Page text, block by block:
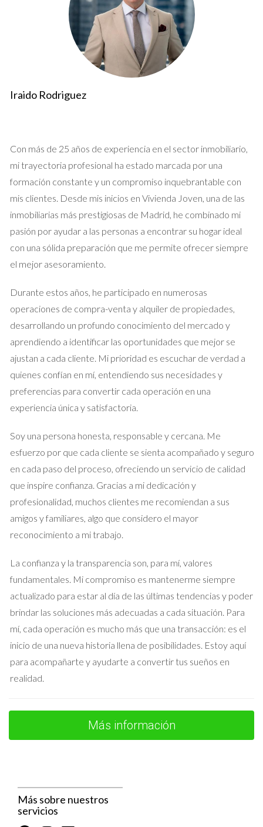
personalizadas. Esto no solo alivia la carga emocional, sino que
también te permite tomar decisiones informadas. Recuerda
“La empatía es el corazón del servicio al cliente.”
las tendencias actuales y puede ayudarte a fijar un precio
competitivo. Además, te guiará sobre cómo preparar tu hogar
para las visitas, maximizando su atractivo. La estrategia
adecuada puede marcar la diferencia entre una venta rápida y
una propiedad estancada en el mercado.
Red de Contactos
compradores e inversores. Esta red puede facilitar la
promoción de tu propiedad y aumentar las posibilidades de
encontrar al comprador ideal.
Casos Prácticos Naturales
Para ilustrar cómo sentirse acompañado durante el proceso
de venta puede hacer una gran diferencia, aquí hay tres casos
prácticos que reflejan esta realidad.
Caso 1: La Familia Pérez
La familia Pérez decidió vender su apartamento en Malasaña
para mudarse a un espacio más grande debido al crecimiento
familiar. Al principio, se sintieron abrumados por el proceso.
Sin embargo, su agente les ofreció un acompañamiento
constante, desde la valoración inicial hasta las negociaciones
finales. Gracias a su asesoramiento estratégico y su apoyo
un precio superior al esperado.
Caso 2: El Sr. Gómez
El Sr. Gómez era reacio a vender su piso en Lavapiés debido a
los recuerdos que tenía allí. Su agente no solo le ayudó a
entender el valor real del inmueble, sino que también le
ofreció un enfoque sensible para manejar sus emociones. Con
paciencia y comprensión, el agente facilitó el proceso,
decisión tomada.
Caso 3: La Sra. López
hogar para atraer compradores. Su agente le proporcionó
consejos sobre decoración y mejoras sencillas que podían
Iraido Rodriguez
Con más de 25 años de experiencia en el sector inmobiliario,
mi trayectoria profesional ha estado marcada por una
formación constante y un compromiso inquebrantable con
mis clientes. Desde mis inicios en Vivienda Joven, una de las
inmobiliarias más prestigiosas de Madrid, he combinado mi
pasión por ayudar a las personas a encontrar su hogar ideal
con una sólida preparación que me permite ofrecer siempre
el mejor asesoramiento.
Durante estos años, he participado en numerosas
operaciones de compra-venta y alquiler de propiedades,
desarrollando un profundo conocimiento del mercado y
aprendiendo a identificar las oportunidades que mejor se
ajustan a cada cliente. Mi prioridad es escuchar de verdad a
quienes confían en mí, entendiendo sus necesidades y
preferencias para convertir cada operación en una
experiencia única y satisfactoria.
Soy una persona honesta, responsable y cercana. Me
esfuerzo por que cada cliente se sienta acompañado y seguro
en cada paso del proceso, ofreciendo un servicio de calidad
que inspire confianza. Gracias a mi dedicación y
profesionalidad, muchos clientes me recomiendan a sus
amigos y familiares, algo que considero el mayor
reconocimiento a mi trabajo.
La confianza y la transparencia son, para mí, valores
fundamentales. Mi compromiso es mantenerme siempre
actualizado para estar al día de las últimas tendencias y poder
brindar las soluciones más adecuadas a cada situación. Para
mí, cada operación es mucho más que una transacción: es el
inicio de una nueva historia llena de posibilidades. Estoy aquí
para acompañarte y ayudarte a convertir tus sueños en
realidad.
Más información
Más sobre nuestros
servicios